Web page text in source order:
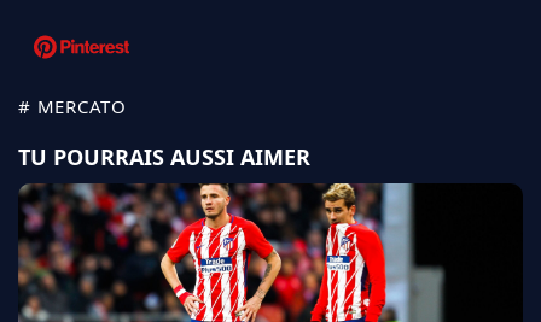
# MERCATO
TU POURRAIS AUSSI AIMER